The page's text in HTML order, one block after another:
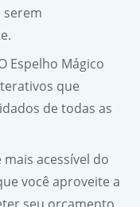
serem
Espelho Mágico
que
de todas as
acessível do
você aproveite a